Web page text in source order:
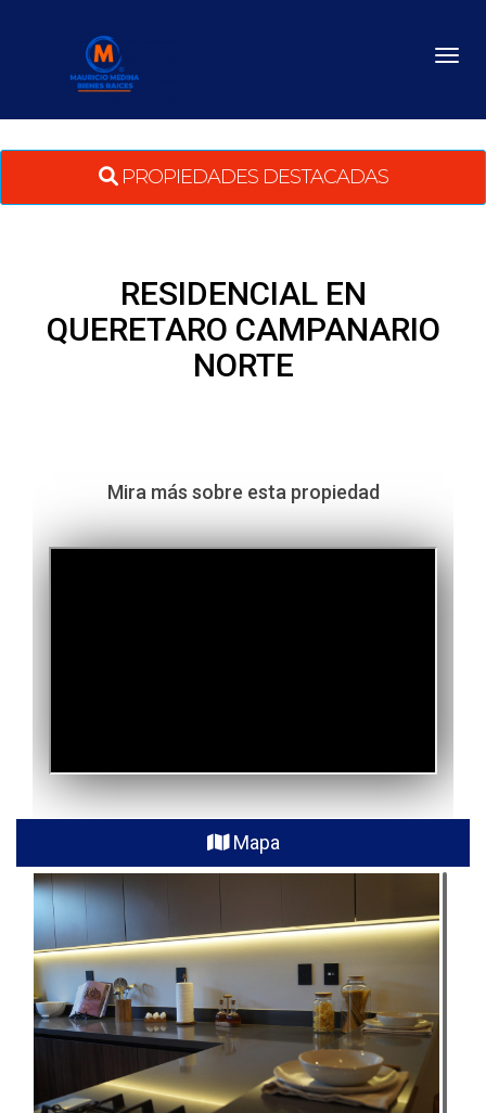
PROPIEDADES DESTACADAS
RESIDENCIAL EN
QUERETARO CAMPANARIO
NORTE
Mira más sobre esta propiedad
Mapa